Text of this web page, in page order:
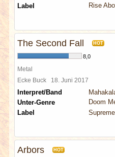
Label
Rise
The Second Fall HOT
8,0
Metal
Ecke Buck 18. Juni 2017
Interpret/Band
Unter-Genre
Doom
Label
Arbors HOT